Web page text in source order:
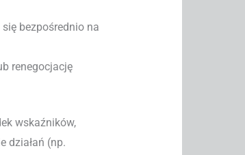
się bezpośrednio na
renegocjację
wskaźników,
działań (np.